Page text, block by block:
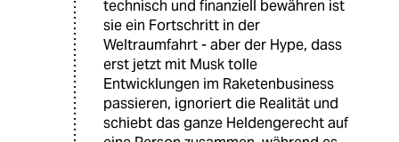
technisch und finanziell bewähren ist
sie ein Fortschritt in der
Weltraumfahrt - aber der Hype, dass
erst jetzt mit Musk tolle
Entwicklungen im Raketenbusiness
passieren, ignoriert die Realität und
schiebt das ganze Heldengerecht auf